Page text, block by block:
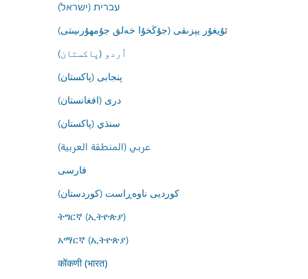
עברית (ישראל)
ئۇيغۇر يېزىقى (جۇڭخۇا خەلق جۇمھۇرىيىتى)
اُردو (پاکستان)
پنجابی (پاکستان)
درى (افغانستان)
سنڌي (پاکستان)
عربي (المنطقة العربية)
فارسى
کوردیی ناوەڕاست (کوردستان)
ትግርኛ (ኢትዮጵያ)
አማርኛ (ኢትዮጵያ)
कोंकणी (भारत)